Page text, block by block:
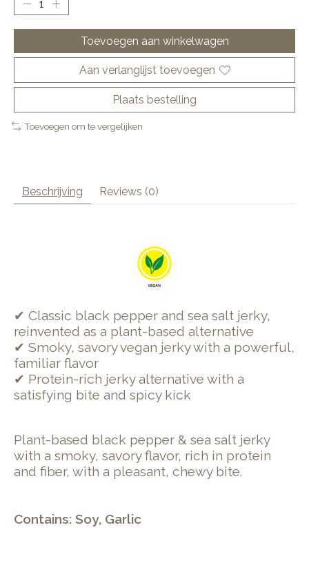
Toevoegen aan winkelwagen
Aan verlanglijst toevoegen
Plaats bestelling
Toevoegen om te vergelijken
Beschrijving Reviews (0)
✔ Classic black pepper and sea salt jerky,
reinvented as a plant-based alternative
✔ Smoky, savory vegan jerky with a powerful,
familiar flavor
✔ Protein-rich jerky alternative with a
satisfying bite and spicy kick
Plant-based black pepper & sea salt jerky
with a smoky, savory flavor, rich in protein
and fiber, with a pleasant, chewy bite.
Contains: Soy, Garlic